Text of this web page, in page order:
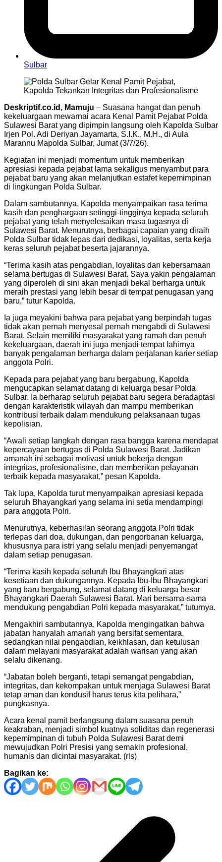
Sulbar
Deskriptif.co.id, Mamuju – Suasana hangat dan penuh
kekeluargaan mewarnai acara Kenal Pamit Pejabat Polda
Sulawesi Barat yang dipimpin langsung oleh Kapolda Sulbar
Irjen Pol. Adi Deriyan Jayamarta, S.I.K., M.H., di Aula
Marannu Mapolda Sulbar, Jumat (3/7/26).
Kegiatan ini menjadi momentum untuk memberikan
apresiasi kepada pejabat lama sekaligus menyambut para
pejabat baru yang akan melanjutkan estafet kepemimpinan
di lingkungan Polda Sulbar.
Dalam sambutannya, Kapolda menyampaikan rasa terima
kasih dan penghargaan setinggi-tingginya kepada seluruh
pejabat yang telah menyelesaikan masa tugasnya di
Sulawesi Barat. Menurutnya, berbagai capaian yang diraih
Polda Sulbar tidak lepas dari dedikasi, loyalitas, serta kerja
keras seluruh pejabat beserta jajarannya.
“Terima kasih atas pengabdian, loyalitas dan kebersamaan
selama bertugas di Sulawesi Barat. Saya yakin pengalaman
yang diperoleh di sini akan menjadi bekal berharga untuk
meraih prestasi yang lebih besar di tempat penugasan yang
baru,” tutur Kapolda.
Ia juga meyakini bahwa para pejabat yang berpindah tugas
tidak akan pernah menyesal pernah mengabdi di Sulawesi
Barat. Selain memiliki masyarakat yang ramah dan penuh
kekeluargaan, daerah ini juga menjadi tempat lahirnya
banyak pengalaman berharga dalam perjalanan karier setiap
anggota Polri.
Kepada para pejabat yang baru bergabung, Kapolda
mengucapkan selamat datang di keluarga besar Polda
Sulbar. Ia berharap seluruh pejabat baru segera beradaptasi
dengan karakteristik wilayah dan mampu memberikan
kontribusi terbaik dalam mendukung pelaksanaan tugas
kepolisian.
“Awali setiap langkah dengan rasa bangga karena mendapat
kepercayaan bertugas di Polda Sulawesi Barat. Jadikan
amanah ini sebagai motivasi untuk bekerja dengan
integritas, profesionalisme, dan memberikan pelayanan
terbaik kepada masyarakat,” pesan Kapolda.
Tak lupa, Kapolda turut menyampaikan apresiasi kepada
seluruh Bhayangkari yang selama ini setia mendampingi
para anggota Polri.
Menurutnya, keberhasilan seorang anggota Polri tidak
terlepas dari doa, dukungan, dan pengorbanan keluarga,
khususnya para istri yang selalu menjadi penyemangat
dalam setiap penugasan.
“Terima kasih kepada seluruh Ibu Bhayangkari atas
kesetiaan dan dukungannya. Kepada Ibu-Ibu Bhayangkari
yang baru bergabung, selamat datang di keluarga besar
Bhayangkari Daerah Sulawesi Barat. Mari bersama-sama
mendukung pengabdian Polri kepada masyarakat,” tuturnya.
Mengakhiri sambutannya, Kapolda mengingatkan bahwa
jabatan hanyalah amanah yang bersifat sementara,
sedangkan nilai pengabdian, keikhlasan, dan ketulusan
dalam melayani masyarakat adalah warisan yang akan
selalu dikenang.
“Jabatan boleh berganti, tetapi semangat pengabdian,
integritas, dan kekompakan untuk menjaga Sulawesi Barat
tetap aman dan kondusif harus terus kita pelihara,”
pungkasnya.
Acara kenal pamit berlangsung dalam suasana penuh
keakraban, menjadi simbol kuatnya soliditas dan regenerasi
kepemimpinan di tubuh Polda Sulawesi Barat demi
mewujudkan Polri Presisi yang semakin profesional,
humanis dan dicintai masyarakat. (rls)
Bagikan ke: